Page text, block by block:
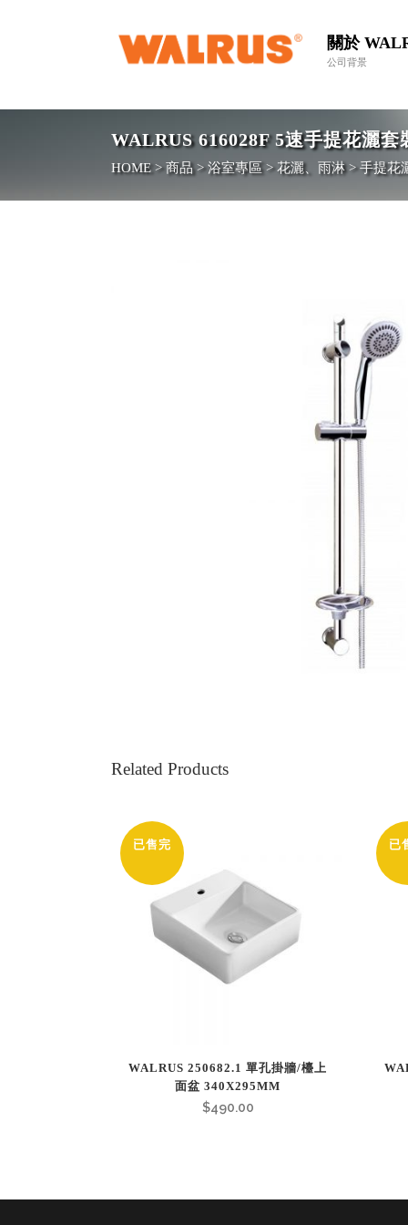
關於
公司背景
WALRUS 616028F 5速手提花灑套
HOME >商品>浴室專區 >花灑、雨淋>手提花
Related Products
已售完
WALRUS 250682.1 單孔掛牆/檯上
面盆 340X295MM
$490.00
已